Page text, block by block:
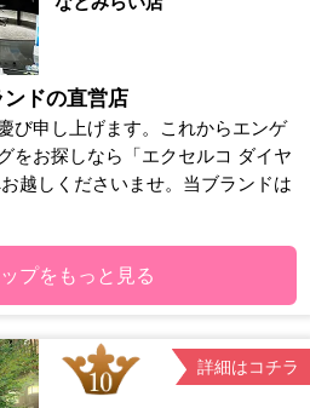
ドの直営店
び申し上げます。これからエンゲ
をお探しなら「エクセルコ ダイヤ
越しくださいませ。当ブランドは
プをもっと見る
詳細はコチラ